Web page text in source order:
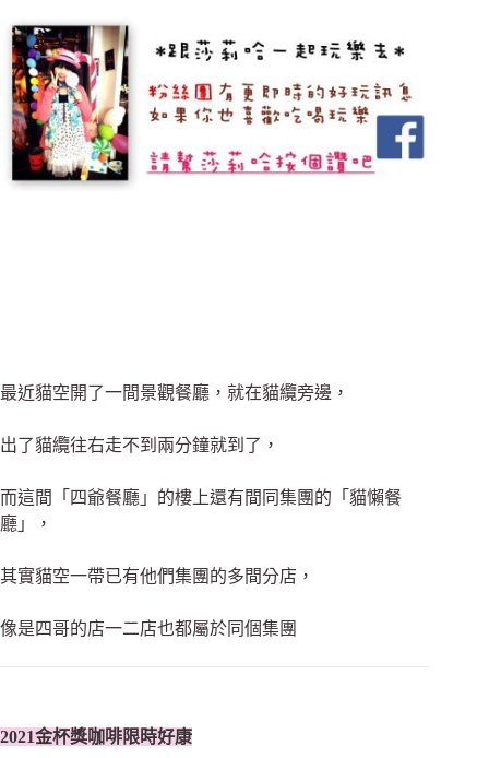
最近貓空開了一間景觀餐廳，就在貓纜旁邊，
出了貓纜往右走不到兩分鐘就到了，
而這間「四爺餐廳」的樓上還有間同集團的「貓懶餐
廳」，
其實貓空一帶已有他們集團的多間分店，
像是四哥的店一二店也都屬於同個集團
2021金杯獎咖啡限時好康